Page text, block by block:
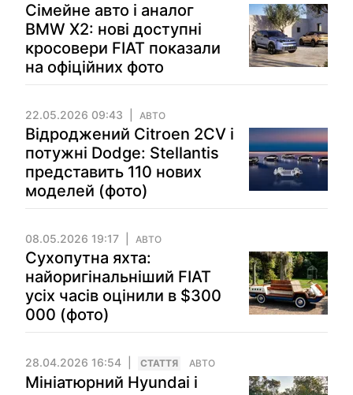
Сімейне авто і аналог
BMW X2: нові доступні
кросовери FIAT показали
на офіційних фото
22.05.2026 09:43 АВТО
Відроджений Citroen 2CV і
потужні Dodge: Stellantis
представить 110 нових
моделей (фото)
08.05.2026 19:17 АВТО
Сухопутна яхта:
найоригінальніший FIAT
усіх часів оцінили в $300
000 (фото)
28.04.2026 16:54 СТАТТЯ АВТО
Мініатюрний Hyundai і